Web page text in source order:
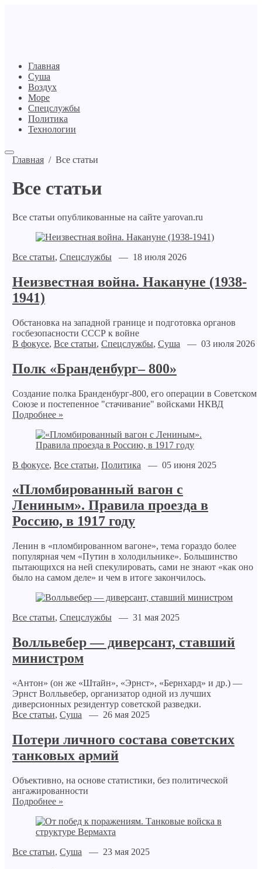
Главная
Суша
Воздух
Море
Спецслужбы
Политика
Технологии
Главная/ Все статьи
Все статьи
Все статьи опубликованные на сайте yarovan.ru
Все статьи, Спецслужбы— 18 июля 2026
Неизвестная война. Накануне (1938-
1941)
Обстановка на западной границе и подготовка органов
госбезопасности СССР к войне
В фокусе, Все статьи, Спецслужбы, Суша — 03 июля 2026
Полк «Бранденбург– 800»
Создание полка Бранденбург-800, его операции в Советском
Союзе и постепенное "стачивание" войсками НКВД
Подробнее »
В фокусе, Все статьи, Политика — 05 июня 2025
«Пломбированный вагон с
Лениным». Правила проезда в
Россию, в 1917 году
Ленин в «пломбированном вагоне», тема гораздо более
популярная чем «Путин в холодильнике». Большинство
пытающихся на ней спекулировать, сами не знают «как оно
было на самом деле» и чем в итоге закончилось.
Все статьи, Спецслужбы— 31 мая 2025
Волльвебер — диверсант, ставший
министром
«Антон» (он же «Штайн», «Эрнст», «Бернхард» и др.) —
Эрнст Волльвебер, организатор одной из лучших
диверсионных резидентур советской разведки.
Все статьи, Суша — 26 мая 2025
Потери личного состава советских
танковых армий
Объективно, на основе статистики, без политической
ангажированности
Подробнее »
Все статьи, Суша — 23 мая 2025